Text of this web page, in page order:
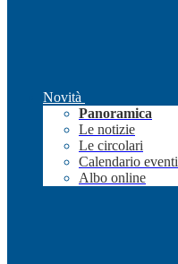
Novità
Panoramica
Le notizie
Le circolari
Calendario eventi
Albo online